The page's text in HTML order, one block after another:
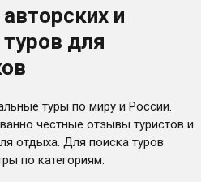
и
для
туры по миру и России.
честные отзывы туристов и
отдыха. Для поиска туров
по категориям: